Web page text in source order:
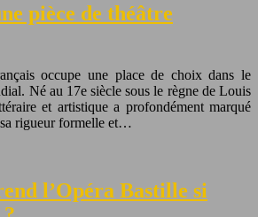
pièce de théâtre
occupe une place de choix dans le
Né au 17e siècle sous le règne de Louis
et artistique a profondément marqué
rigueur formelle et…
l’Opéra Bastille si